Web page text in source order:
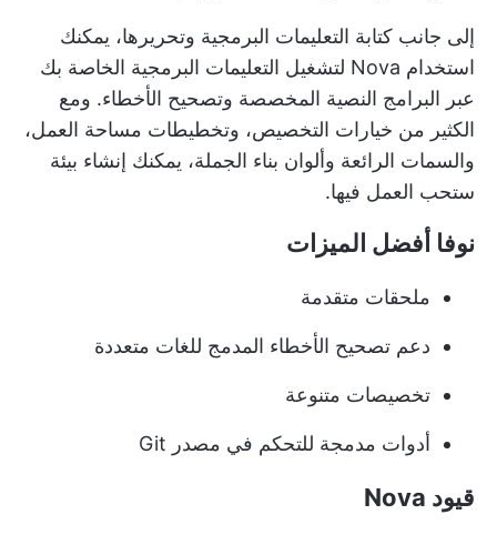
إلى جانب كتابة التعليمات البرمجية وتحريرها، يمكنك
استخدام Nova لتشغيل التعليمات البرمجية الخاصة بك
عبر البرامج النصية المخصصة وتصحيح الأخطاء. ومع
الكثير من خيارات التخصيص، وتخطيطات مساحة العمل،
والسمات الرائعة وألوان بناء الجملة، يمكنك إنشاء بيئة
ستحب العمل فيها.
نوفا أفضل الميزات
ملحقات متقدمة
دعم تصحيح الأخطاء المدمج للغات متعددة
تخصيصات متنوعة
أدوات مدمجة للتحكم في مصدر Git
قيود Nova